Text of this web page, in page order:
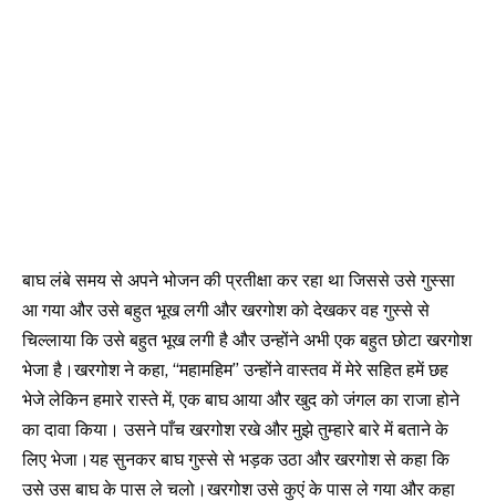
बाघ लंबे समय से अपने भोजन की प्रतीक्षा कर रहा था जिससे उसे गुस्सा
आ गया और उसे बहुत भूख लगी और खरगोश को देखकर वह गुस्से से
चिल्लाया कि उसे बहुत भूख लगी है और उन्होंने अभी एक बहुत छोटा खरगोश
भेजा है।खरगोश ने कहा, “महामहिम” उन्होंने वास्तव में मेरे सहित हमें छह
भेजे लेकिन हमारे रास्ते में, एक बाघ आया और खुद को जंगल का राजा होने
का दावा किया। उसने पाँच खरगोश रखे और मुझे तुम्हारे बारे में बताने के
लिए भेजा।यह सुनकर बाघ गुस्से से भड़क उठा और खरगोश से कहा कि
उसे उस बाघ के पास ले चलो।खरगोश उसे कुएं के पास ले गया और कहा